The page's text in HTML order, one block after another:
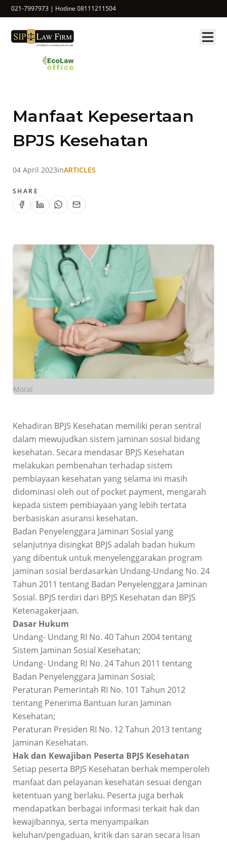
021-7997973 | Hotline 08111211504
Manfaat Kepesertaan
BPJS Kesehatan
04 April 2023inARTICLES
SHARE
Moral
Kehadiran BPJS Kesehatan memiliki peran sentral
dalam mewujudkan sistem jaminan sosial bidang
kesehatan. Secara mendasar BPJS Kesehatan
melakukan pembenahan terhadap sistem
pembiayaan kesehatan yang selama ini masih
didominasi oleh out of pocket payment, mengarah
kepada sistem pembiayaan yang lebih tertata
berbasiskan asuransi kesehatan.
Badan Penyelenggara Jaminan Sosial yang
selanjutnya disingkat BPJS adalah badan hukum
yang dibentuk untuk menyelenggarakan program
jaminan sosial berdasarkan Undang-Undang No. 24
Tahun 2011 tentang Badan Penyelenggara Jaminan
Sosial. BPJS terdiri dari BPJS Kesehatan dan BPJS
Ketenagakerjaan.
Dasar Hukum
Undang- Undang RI No. 40 Tahun 2004 tentang
Sistem Jaminan Sosial Kesehatan;
Undang- Undang RI No. 24 Tahun 2011 tentang
Badan Penyelenggara Jaminan Sosial;
Peraturan Pemerintah RI No. 101 Tahun 2012
tentang Penerima Bantuan Iuran Jaminan
Kesehatan;
Peraturan Presiden RI No. 12 Tahun 2013 tentang
Jaminan Kesehatan.
Hak dan Kewajiban Peserta BPJS Kesehatan
Setiap peserta BPJS Kesehatan berhak memperoleh
manfaat dan pelayanan kesehatan sesuai dengan
ketentuan yang berlaku. Peserta juga berhak
mendapatkan berbagai informasi terkait hak dan
kewajibannya, serta menyampaikan
keluhan/pengaduan, kritik dan saran secara lisan